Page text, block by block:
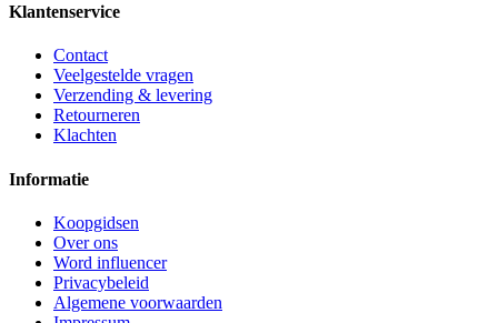
Klantenservice
Contact
Veelgestelde vragen
Verzending & levering
Retourneren
Klachten
Informatie
Koopgidsen
Over ons
Word influencer
Privacybeleid
Algemene voorwaarden